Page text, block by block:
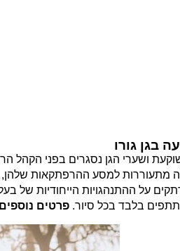
בגן גורו
ושערי הגן נסגרים בפני הקהל
מתעוררות למסע ההרפתקאות שלהן,
על ההתנהגויות הייחודיות של
בלבד בכל סיור. פרטים